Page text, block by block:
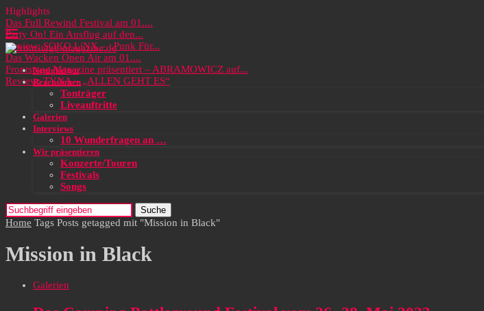
Highlights
Das Full Rewind Festival am 01....
Party On! Ein Ausflug auf den...
Review: SOKO LiNX – „Punk Für...
Das Wacken Open Air am 01....
Frontstage Magazine präsentiert – ABRAMOWICZ auf...
Review: TYNA – „ALLEN GEHT ES“
Neuigkeiten
Rezensionen
Tonträger
Liveauftritte
Galerien
Interviews
10 Wunderfragen an …
Wir präsentieren
Konzerte/Touren
Festivals
Songs
Suche
Home Tags Posts getagged mit "Mission in Black"
Mission in Black
Galerien